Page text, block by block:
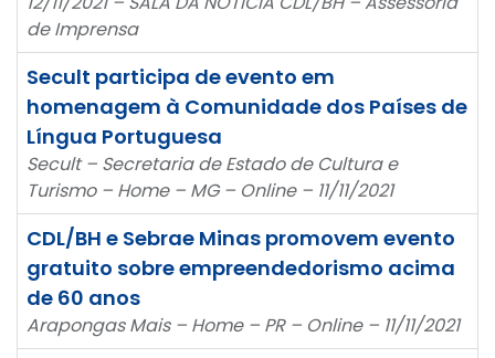
de Imprensa
Secult participa de evento em
homenagem à Comunidade dos Países de
Língua Portuguesa
Secult – Secretaria de Estado de Cultura e
Turismo – Home – MG – Online – 11/11/2021
CDL/BH e Sebrae Minas promovem evento
gratuito sobre empreendedorismo acima
de 60 anos
Arapongas Mais – Home – PR – Online – 11/11/2021